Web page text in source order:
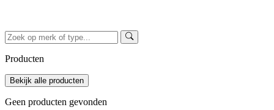
Producten
Geen producten gevonden